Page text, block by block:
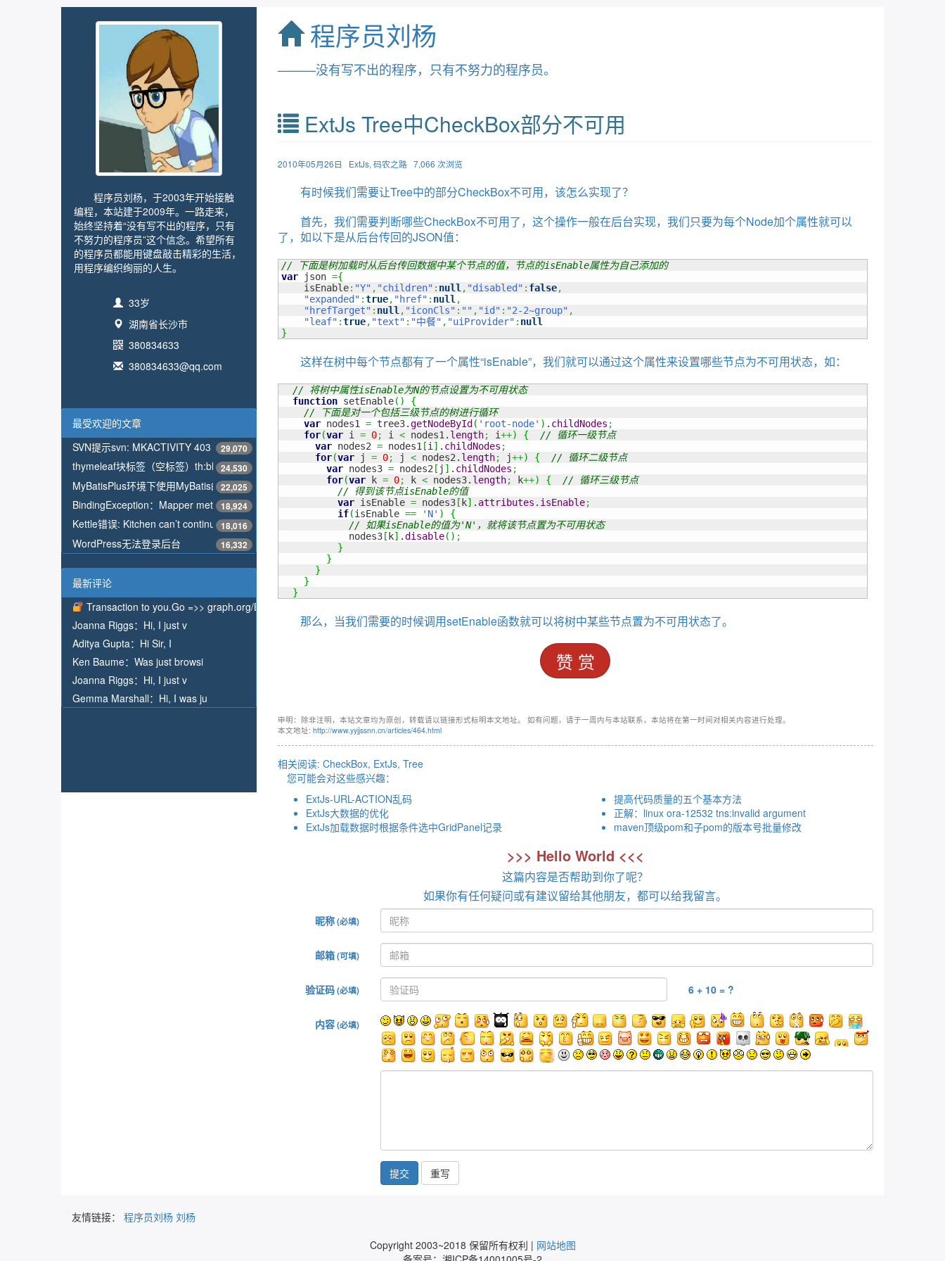
程序员刘杨，于2003年开始接触
编程，本站建于2009年。一路走来，
始终坚持着“没有写不出的程序，只有
不努力的程序员”这个信念。希望所有
的程序员都能用键盘敲击精彩的生活，
用程序编织绚丽的人生。
33岁
湖南省长沙市
380834633
380834633@qq.com
最受欢迎的文章
SVN提示svn: MKACTIVITY 403 Forbidden解决方法
29,070
thymeleaf块标签（空标签）th:block，标签本身不显示
24,530
MyBatisPlus环境下使用MyBatis的配置类ConfigurationCustomizer
22,025
BindingException：Mapper method attempted to return null from a method with a primitive return type (int)
18,924
Kettle错误: Kitchen can’t continue because the job couldn’t be loaded
18,016
WordPress无法登录后台 16,332
最新评论
Transaction to you.Go =>> graph.org/BALANCE-36824-US-DOLLARS-04-24-2?hs=c7d1224d1afdef994fc2d1eed019c3ce&：
Joanna Riggs： Hi, I just v
Aditya Gupta： Hi Sir, I
Ken Baume： Was just browsi
Joanna Riggs： Hi, I just v
Gemma Marshall： Hi, I was ju
程序员刘杨
———没有写不出的程序，只有不努力的程序员。
ExtJs Tree中CheckBox部分不可用
2010年05月26日 ExtJs, 码农之路7,066 次浏览
有时候我们需要让Tree中的部分CheckBox不可用，该怎么实现了？
首先，我们需要判断哪些CheckBox不可用了，这个操作一般在后台实现，我们只要为每个Node加个属性就可以
了，如以下是从后台传回的JSON值：
// 下面是树加载时从后台传回数据中某个节点的值，节点的isEnable属性为自己添加的
var json ={
    isEnable
: "Y" , "children" : null , "disabled" : false,
"expanded" :true, "href" : null ,
"hrefTarget" : null , "iconCls" : "" , "id" : "2-2~group" ,
"leaf" :true, "text" : "中餐" , "uiProvider" : null
}
这样在树中每个节点都有了一个属性“isEnable”，我们就可以通过这个属性来设置哪些节点为不可用状态，如：
// 将树中属性isEnable为N的节点设置为不可用状态
function setEnable( )
{
// 下面是对一个包括三级节点的树进行循环
var nodes1 = tree3.getNodeById ( 'root-node' ) . childNodes ;
for(var i = 0; i < nodes1. length; i++) {
// 循环一级节点
var nodes2 = nodes1 [i ] . childNodes ;
for(var j = 0; j < nodes2. length; j++) {
// 循环二级节点
var nodes3 = nodes2 [ j ] . childNodes ;
for(var k = 0; k < nodes3. length; k++) {
// 循环三级节点
// 得到该节点isEnable的值
var isEnable = nodes3[ k] . attributes . isEnable;
if(isEnable == 'N' )
{
// 如果isEnable的值为'N'，就将该节点置为不可用状态
            nodes3
[ k] .disable( ) ;
}
}
}
}
}
那么，当我们需要的时候调用setEnable函数就可以将树中某些节点置为不可用状态了。
赞 赏
申明：除非注明，本站文章均为原创，转载请以链接形式标明本文地址。 如有问题，请于一周内与本站联系，本站将在第一时间对相关内容进行处理。
本文地址: http://www.yyjjssnn.cn/articles/464.html
相关阅读: CheckBox, ExtJs, Tree
您可能会对这些感兴趣：
ExtJs-URL-ACTION乱码
ExtJs大数据的优化
ExtJs加载数据时根据条件选中GridPanel记录
提高代码质量的五个基本方法
正解：linux ora-12532 tns:invalid argument
maven顶级pom和子pom的版本号批量修改
>>> Hello World <<<
这篇内容是否帮助到你了呢？
如果你有任何疑问或有建议留给其他朋友，都可以给我留言。
昵称(必填)
邮箱(可填)
验证码(必填) 6 + 10 = ?
内容(必填)
提交
友情链接： 程序员刘杨 刘杨
Copyright 2003~2018 保留所有权利 | 网站地图